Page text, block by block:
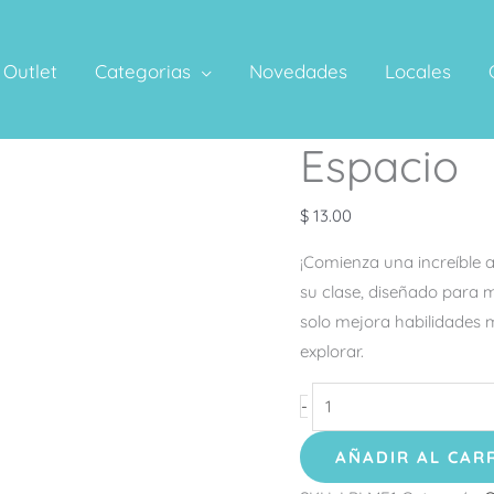
Outlet Categorias Novedades Locales
Espacio
$ 13.00
¡Comienza una
su clase, diseñado para
solo mejora habilidades
explorar.
-
Espacio
cantidad
AÑADIR AL